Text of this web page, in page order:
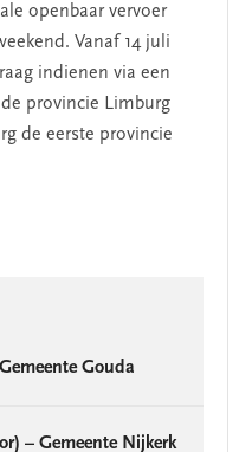
openbaar vervoer
Vanaf 14 juli
indienen via een
provincie Limburg
de eerste provincie
Gouda
– Gemeente Nijkerk